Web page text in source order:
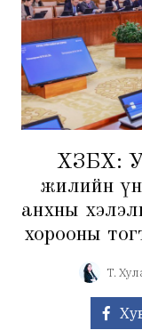
ХЗБХ:
жилийн
анхны
хорооны
Т.